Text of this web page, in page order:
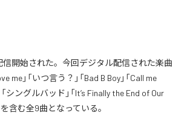
信開始された。今回デジタル配信された楽曲
me」「いつ言う？」「Bad B Boy」「Call me
シングルバッド」「It’s Finally the End of Our
を含む全9曲となっている。